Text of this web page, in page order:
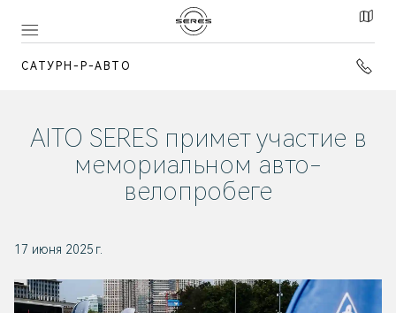
САТУРН-Р-АВТО
AITO SERES примет участие в
мемориальном авто-
велопробеге
17 июня 2025 г.